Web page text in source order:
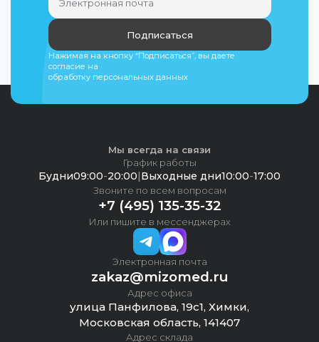
Подписаться
Нажимая на кнопку “Подписаться”, вы даете
согласие на
обработку персональных данных
Мы всегда на связи
График работы
Будни09:00-20:00 Выходные дни10:00-17:00
Звоните по всем вопросам
+7 (495) 135-35-32
Или пишите в мессенджерах
Электронная почта
zakaz@mizomed.ru
Адрес офиса
улица Панфилова, 19с1, Химки,
Московская область, 141407
Адрес склада